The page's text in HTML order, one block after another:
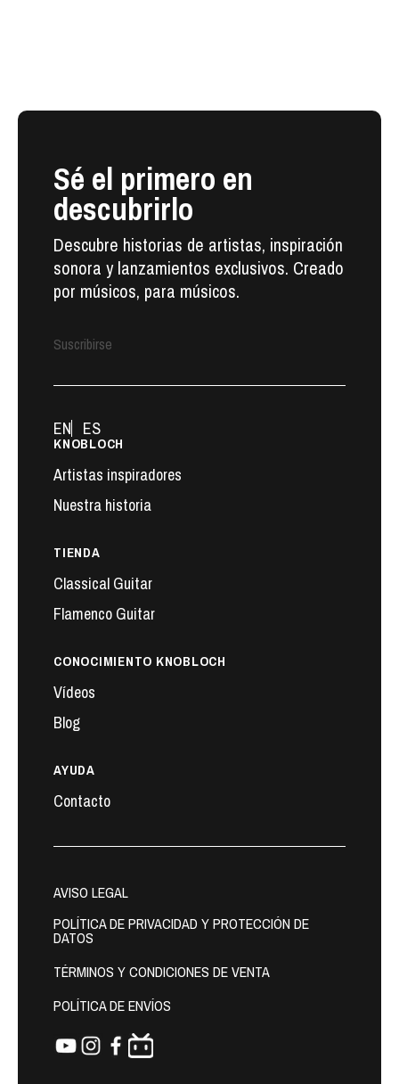
Sé el primero en
descubrirlo
Descubre historias de artistas, inspiración
sonora y lanzamientos exclusivos. Creado
por músicos, para músicos.
Suscribirse
KNOBLOCH
Artistas inspiradores
Nuestra historia
TIENDA
Classical Guitar
Flamenco Guitar
CONOCIMIENTO KNOBLOCH
Vídeos
Blog
AYUDA
Contacto
EN ES
AVISO LEGAL
POLÍTICA DE PRIVACIDAD Y PROTECCIÓN DE
DATOS
TÉRMINOS Y CONDICIONES DE VENTA
POLÍTICA DE ENVÍOS